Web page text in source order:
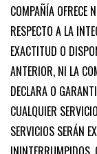
COMPAÑÍA OFRECE
RESPECTO A LA
EXACTITUD O
ANTERIOR, NI LA
DECLARA O
CUALQUIER
SERVICIOS SERÁN